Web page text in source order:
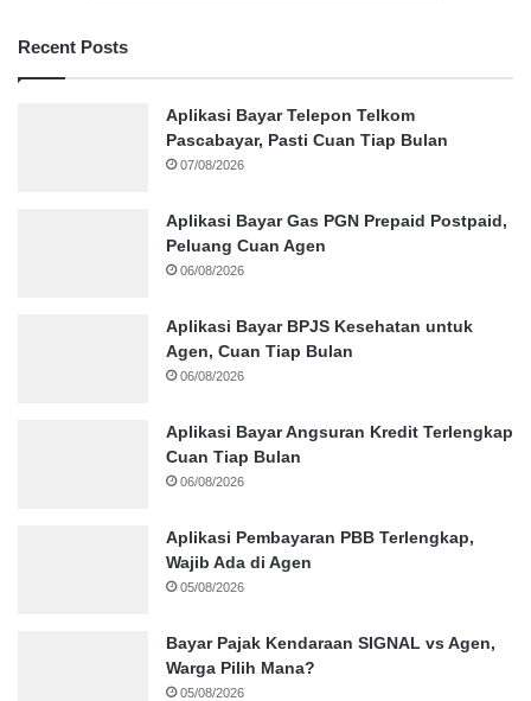
Recent Posts
Aplikasi Bayar Telepon Telkom
Pascabayar, Pasti Cuan Tiap Bulan
07/08/2026
Aplikasi Bayar Gas PGN Prepaid Postpaid,
Peluang Cuan Agen
06/08/2026
Aplikasi Bayar BPJS Kesehatan untuk
Agen, Cuan Tiap Bulan
06/08/2026
Aplikasi Bayar Angsuran Kredit Terlengkap
Cuan Tiap Bulan
06/08/2026
Aplikasi Pembayaran PBB Terlengkap,
Wajib Ada di Agen
05/08/2026
Bayar Pajak Kendaraan SIGNAL vs Agen,
Warga Pilih Mana?
05/08/2026